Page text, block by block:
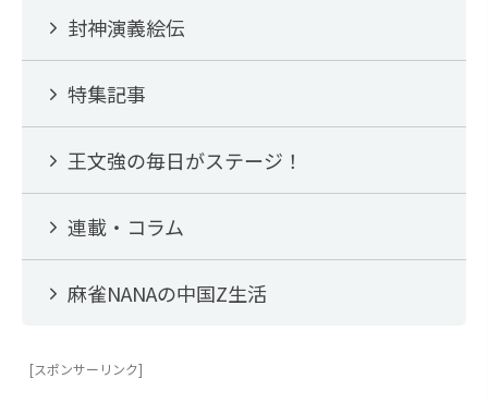
封神演義絵伝
特集記事
王文強の毎日がステージ！
連載・コラム
麻雀NANAの中国Z生活
[スポンサーリンク]